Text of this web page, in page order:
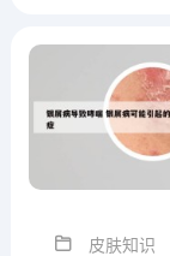
皮肤知识